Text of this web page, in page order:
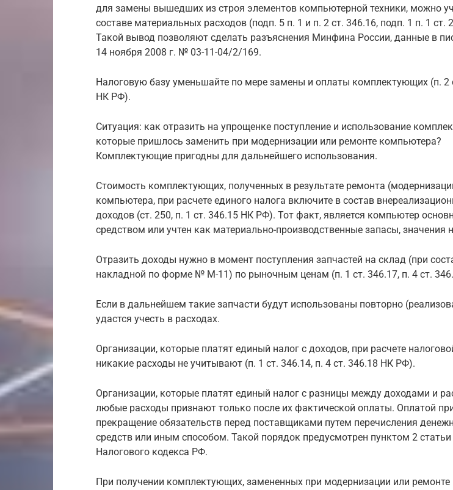
для замены вышедших из строя элементов компьютерной техники, можно
составе материальных расходов (подп. 5 п. 1 и п. 2 ст. 346.16, подп. 1 п. 1 ст.
Такой вывод позволяют сделать разъяснения Минфина России, данные в
14 ноября 2008 г. № 03-11-04/2/169.
Налоговую базу уменьшайте по мере замены и оплаты комплектующих (п. 2
НК РФ).
Ситуация: как отразить на упрощенке поступление и использование
которые пришлось заменить при модернизации или ремонте компьютера?
Комплектующие пригодны для дальнейшего использования.
Стоимость комплектующих, полученных в результате ремонта
компьютера, при расчете единого налога включите в состав
доходов (ст. 250, п. 1 ст. 346.15 НК РФ). Тот факт, является компьютер
средством или учтен как материально-производственные запасы, значения
Отразить доходы нужно в момент поступления запчастей на склад (при
накладной по форме № М-11) по рыночным ценам (п. 1 ст. 346.17, п. 4 ст.
Если в дальнейшем такие запчасти будут использованы повторно
удастся учесть в расходах.
Организации, которые платят единый налог с доходов, при расчете
никакие расходы не учитывают (п. 1 ст. 346.14, п. 4 ст. 346.18 НК РФ).
Организации, которые платят единый налог с разницы между доходами и
любые расходы признают только после их фактической оплаты. Оплатой
прекращение обязательств перед поставщиками путем перечисления
средств или иным способом. Такой порядок предусмотрен пунктом 2
Налогового кодекса РФ.
При получении комплектующих, замененных при модернизации или ремонте